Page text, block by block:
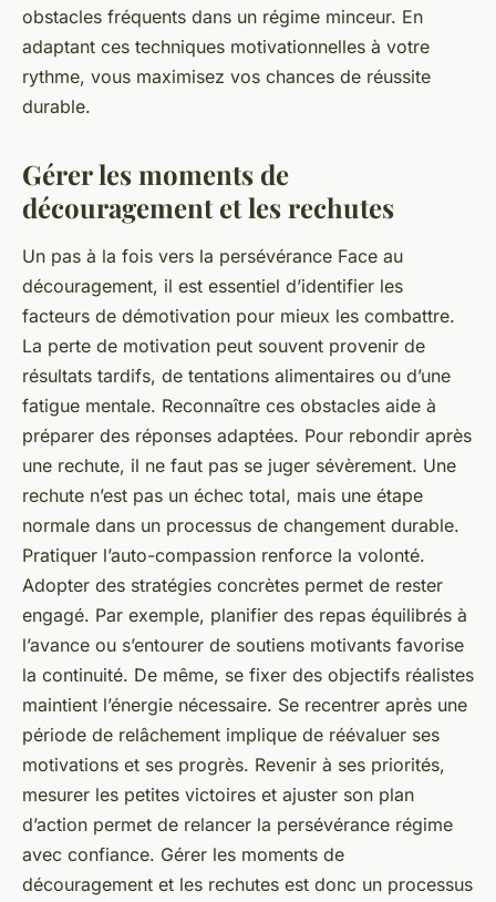
obstacles fréquents dans un régime minceur. En
adaptant ces techniques motivationnelles à votre
rythme, vous maximisez vos chances de réussite
durable.
Gérer les moments de
découragement et les rechutes
Un pas à la fois vers la persévérance Face au
découragement, il est essentiel d’identifier les
facteurs de démotivation pour mieux les combattre.
La perte de motivation peut souvent provenir de
résultats tardifs, de tentations alimentaires ou d’une
fatigue mentale. Reconnaître ces obstacles aide à
préparer des réponses adaptées. Pour rebondir après
une rechute, il ne faut pas se juger sévèrement. Une
rechute n’est pas un échec total, mais une étape
normale dans un processus de changement durable.
Pratiquer l’auto-compassion renforce la volonté.
Adopter des stratégies concrètes permet de rester
engagé. Par exemple, planifier des repas équilibrés à
l’avance ou s’entourer de soutiens motivants favorise
la continuité. De même, se fixer des objectifs réalistes
maintient l’énergie nécessaire. Se recentrer après une
période de relâchement implique de réévaluer ses
motivations et ses progrès. Revenir à ses priorités,
mesurer les petites victoires et ajuster son plan
d’action permet de relancer la persévérance régime
avec confiance. Gérer les moments de
découragement et les rechutes est donc un processus